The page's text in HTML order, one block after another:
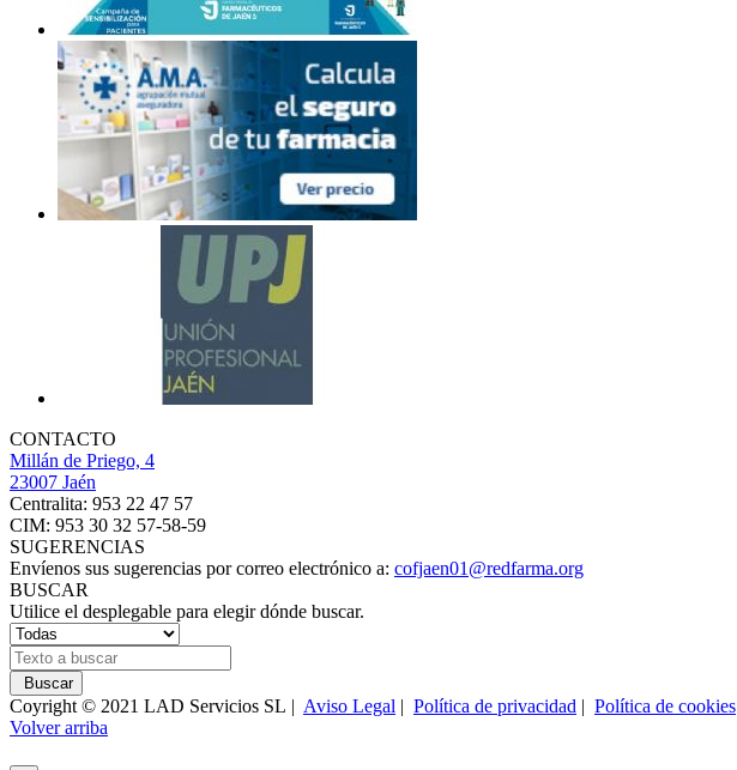
CONTACTO
Millán de Priego, 4
23007 Jaén
Centralita: 953 22 47 57
CIM: 953 30 32 57-58-59
SUGERENCIAS
Envíenos sus sugerencias por correo electrónico a: cofjaen01@redfarma.org
BUSCAR
Utilice el desplegable para elegir dónde buscar.
Buscar
Coyright © 2021 LAD Servicios SL | Aviso Legal | Política de privacidad | Política de cookies
Volver arriba